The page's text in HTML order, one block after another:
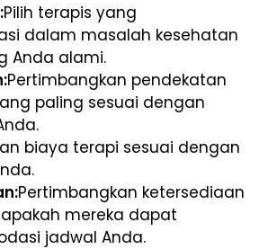
Pilih terapis yang
dalam masalah kesehatan
Anda alami.
Pertimbangkan pendekatan
paling sesuai dengan
biaya terapi sesuai dengan
Pertimbangkan ketersediaan
mereka dapat
jadwal Anda.